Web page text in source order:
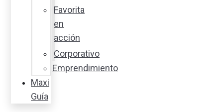
Favorita
en
acción
Corporativo
Emprendimiento
Maxi
Guía